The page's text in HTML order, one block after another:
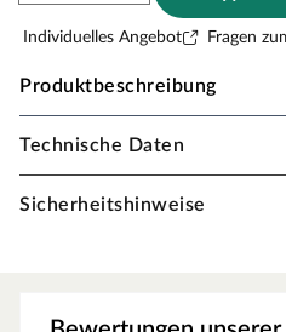
Individuelles Angebot Fragen
Produktbeschreibung
KARIBU Klimamesser für
Temperatur und
Technische Daten
Sicherheitshinweise